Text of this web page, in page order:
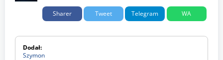
Sharer Tweet Telegram WA
Dodał:
Szymon